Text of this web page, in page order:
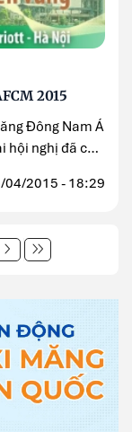
2015
Đông Nam Á
04/2015 - 18:29